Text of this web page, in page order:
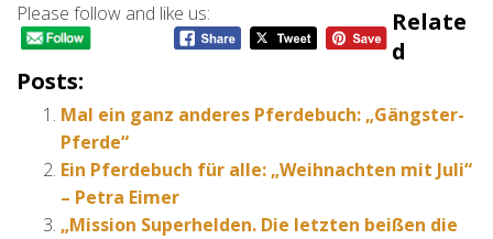
Please follow and like us:
Relate
D
Posts:
Mal ein ganz anderes Pferdebuch: „Gängster-
Pferde“
Ein Pferdebuch für alle: „Weihnachten mit Juli“
– Petra Eimer
„Mission Superhelden. Die letzten beißen die